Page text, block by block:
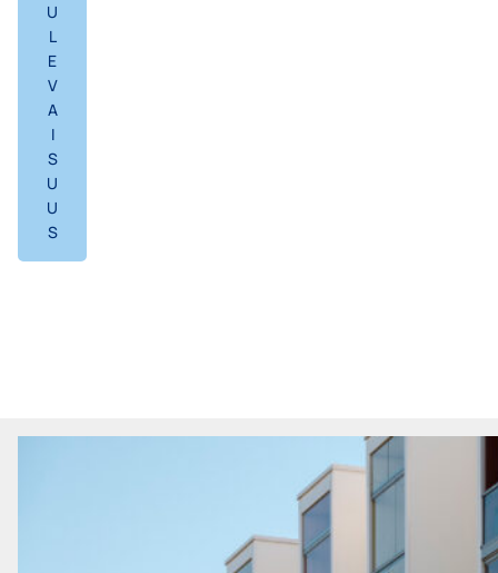
U
L
E
V
A
I
S
U
U
S